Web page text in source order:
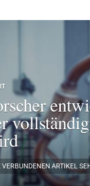
VERBUNDENEN ARTIKEL